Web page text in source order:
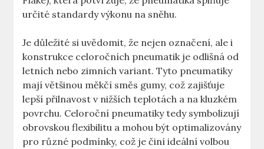
určité standardy výkonu na sněhu.
Je důležité si uvědomit, že nejen označení, ale i
konstrukce celoročních pneumatik je odlišná od
letních nebo zimních variant. Tyto pneumatiky
mají většinou měkčí směs gumy, což zajišťuje
lepší přilnavost v nižších teplotách a na kluzkém
povrchu. Celoroční pneumatiky tedy symbolizují
obrovskou flexibilitu a mohou být optimalizovány
pro různé podmínky, což je činí ideální volbou